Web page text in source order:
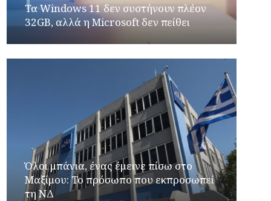
Τα Windows 11 δεν συστήνουν πλέον
32GB, αλλά η Microsoft δεν πείθει
Όλοι μπάνια, ένας έμεινε πίσω στο
Μαξίμου: Το πρόσωπο που εκπροσωπεί
τη ΝΔ